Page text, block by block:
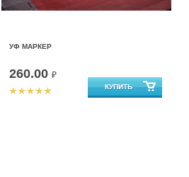
УФ МАРКЕР
260.00 ₽